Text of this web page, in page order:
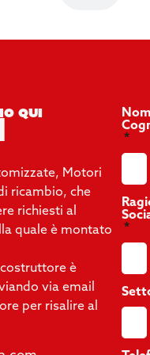
qui
Motori
ricambio, che
richiesti al
quale è montato
costruttore è
via email
per risalire al